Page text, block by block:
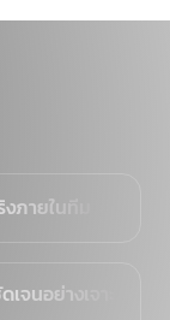
ภายในทีม
นอย่างเจาะ